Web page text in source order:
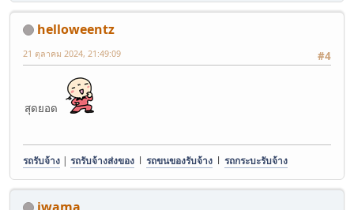
helloweentz
#4
21 ตุลาคม 2024, 21:49:09
สุดยอด
รถรับจ้าง | รถรับจ้างส่งของ l รถขนของรับจ้าง l รถกระบะรับจ้าง